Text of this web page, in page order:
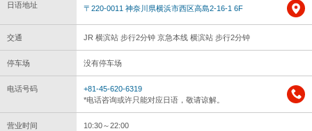
日语地址 〒220-0011 神奈川県横浜市西区高島2-16-1 6F
交通 JR 横滨站 步行2分钟 京急本线 横滨站 步行2分钟
停车场 没有停车场
电话号码
+81-45-620-6319
*电话咨询或许只能对应日语，敬请谅解。
营业时间 10:30～22:00